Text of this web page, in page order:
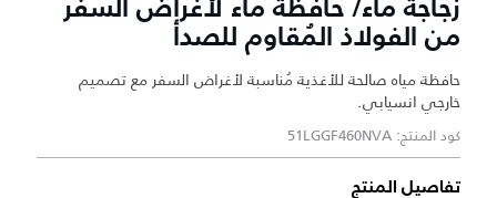
زجاجة ماء/ حافظة ماء لأغراض السفر
من الفولاذ المُقاوم للصدأ
حافظة مياه صالحة للأغذية مُناسبة لأغراض السفر مع تصميم
خارجي انسيابي.
كود المنتج: 51LGGF460NVA
تفاصيل المنتج